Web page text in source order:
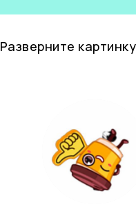
Разверните